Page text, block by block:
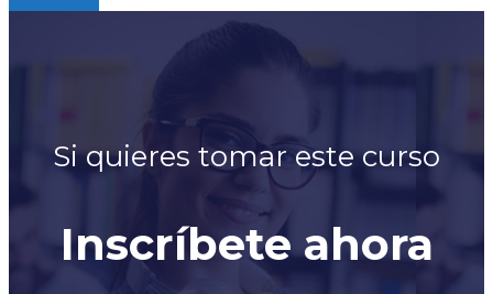
Si quieres tomar este curso
Inscríbete ahora